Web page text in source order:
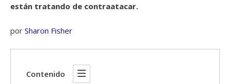
están tratando de contraatacar.
por Sharon Fisher
Contenido